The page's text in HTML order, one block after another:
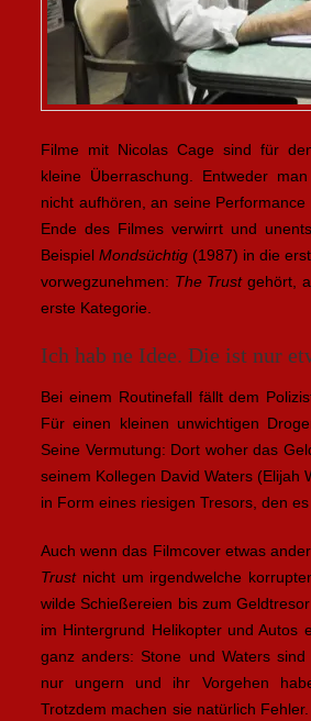
Filme mit Nicolas Cage sind für
kleine Überraschung. Entweder
nicht aufhören, an seine
Ende des Filmes verwirrt und
BeispielMondsüchtig (1987) in die
vorwegzunehmen: The Trustgehört,
erste Kategorie.
Ich hab ne Idee. Die ist nur
Bei einem Routinefall fällt dem
Für einen kleinen unwichtigen
Seine Vermutung: Dort woher das
seinem Kollegen David Waters
in Form eines riesigen Tresors, den
Auch wenn das Filmcover etwas
Trustnicht um irgendwelche
wilde Schießereien bis zum
im Hintergrund Helikopter und Autos
ganz anders: Stone und Waters
nur ungern und ihr Vorgehen
Trotzdem machen sie natürlich